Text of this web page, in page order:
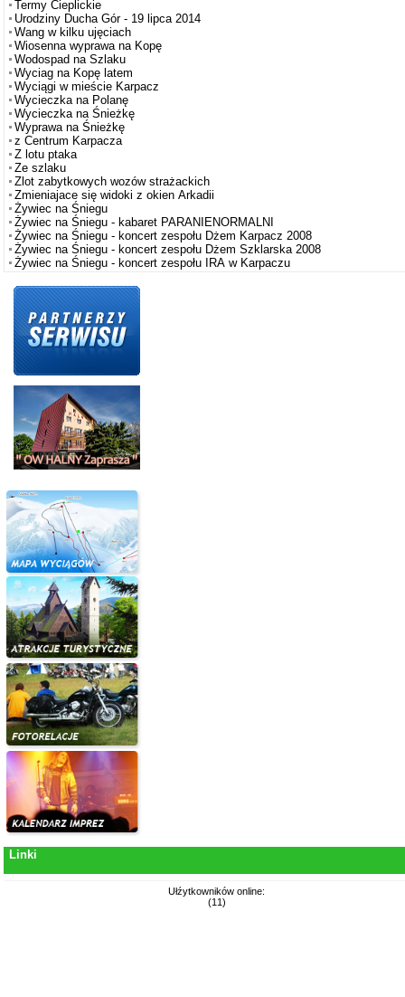
Termy Cieplickie
Urodziny Ducha Gór - 19 lipca 2014
Wang w kilku ujęciach
Wiosenna wyprawa na Kopę
Wodospad na Szlaku
Wyciag na Kopę latem
Wyciągi w mieście Karpacz
Wycieczka na Polanę
Wycieczka na Śnieżkę
Wyprawa na Śnieżkę
z Centrum Karpacza
Z lotu ptaka
Ze szlaku
Zlot zabytkowych wozów strażackich
Zmieniajace się widoki z okien Arkadii
Żywiec na Śniegu
Żywiec na Śniegu - kabaret PARANIENORMALNI
Żywiec na Śniegu - koncert zespołu Dżem Karpacz 2008
Żywiec na Śniegu - koncert zespołu Dżem Szklarska 2008
Żywiec na Śniegu - koncert zespołu IRA w Karpaczu
Linki
Ułźytkowników online:
(11)